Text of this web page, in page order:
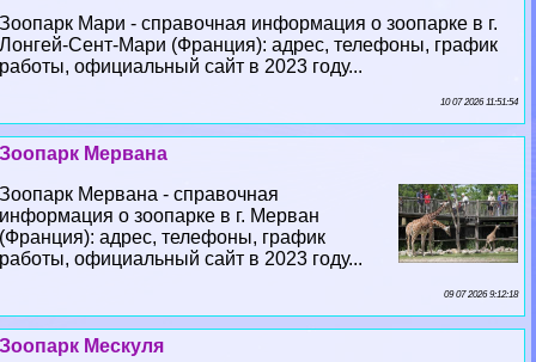
Зоопарк Мари - справочная информация о зоопарке в г.
Лонгeй-Сент-Мари (Франция): адрес, телефоны, график
работы, официальный сайт в 2023 году...
10 07 2026 11:51:54
Зоопарк Мервана
Зоопарк Мервана - справочная
информация о зоопарке в г. Мерван
(Франция): адрес, телефоны, график
работы, официальный сайт в 2023 году...
09 07 2026 9:12:18
Зоопарк Мескуля